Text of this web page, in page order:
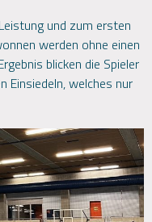
und zum ersten
werden ohne einen
blicken die Spieler
Einsiedeln, welches nur